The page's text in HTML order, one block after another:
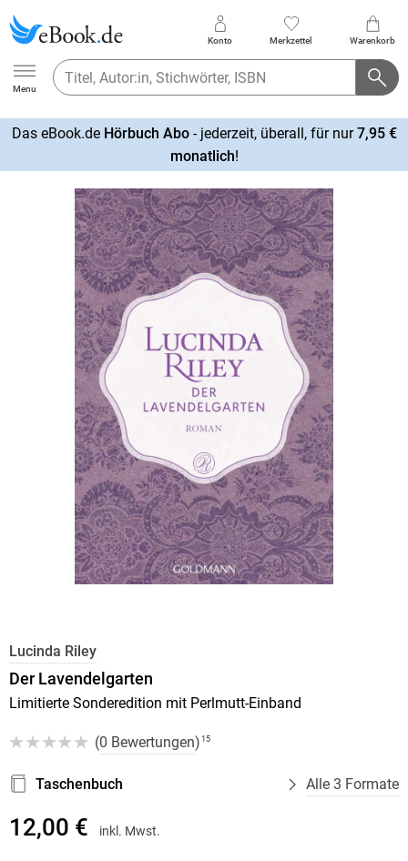
Ebook.de
Menu
Konto Merkzettel Warenkorb
Das eBook.de Hörbuch Abo- jederzeit, überall, für nur7,95 €
monatlich!
Lucinda Riley
Der Lavendelgarten
Limitierte Sonderedition mit Perlmutt-Einband
(0 Bewertungen) 15
Taschenbuch Alle 3 Formate
12,00 € inkl. Mwst.